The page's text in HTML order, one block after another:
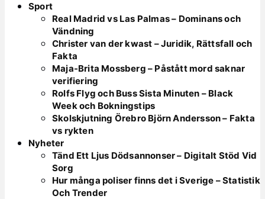
Sport
Real Madrid vs Las Palmas – Dominans och
Vändning
Christer van der kwast – Juridik, Rättsfall och
Fakta
Maja-Brita Mossberg – Påstått mord saknar
verifiering
Rolfs Flyg och Buss Sista Minuten – Black
Week och Bokningstips
Skolskjutning Örebro Björn Andersson – Fakta
vs rykten
Nyheter
Tänd Ett Ljus Dödsannonser – Digitalt Stöd Vid
Sorg
Hur många poliser finns det i Sverige – Statistik
Och Trender